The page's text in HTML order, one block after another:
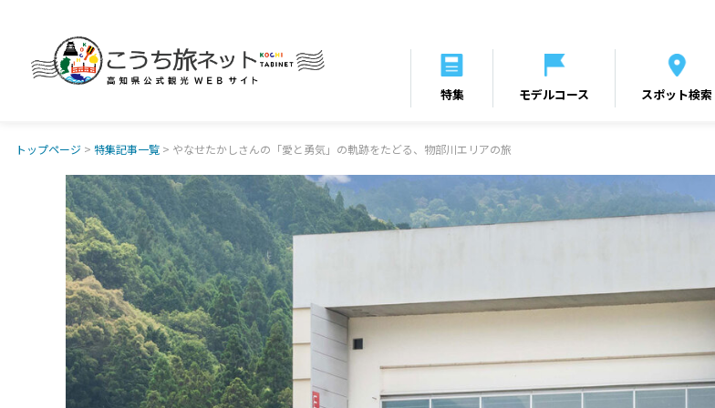
特集 モデルコース スポット検索
トップページ > 特集記事一覧> やなせたかしさんの「愛と勇気」の軌跡をたどる、物部川エリアの旅